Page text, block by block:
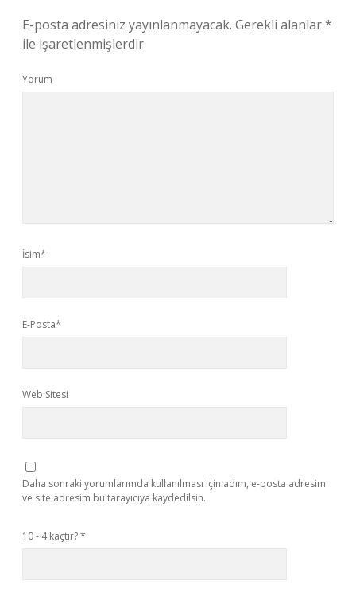
E-posta adresiniz yayınlanmayacak. Gerekli alanlar*
ile işaretlenmişlerdir
Yorum
İsim*
E-Posta*
Web Sitesi
Daha sonraki yorumlarımda kullanılması için adım, e-posta adresim
ve site adresim bu tarayıcıya kaydedilsin.
10 - 4 kaçtır?*